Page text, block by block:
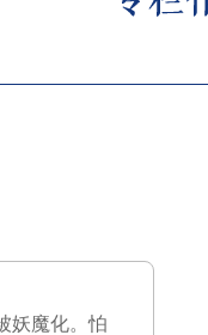
妖魔化。怕